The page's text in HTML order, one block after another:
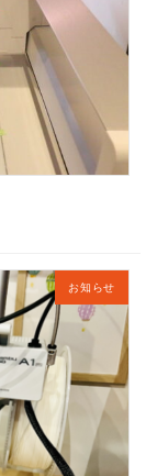
お知らせ